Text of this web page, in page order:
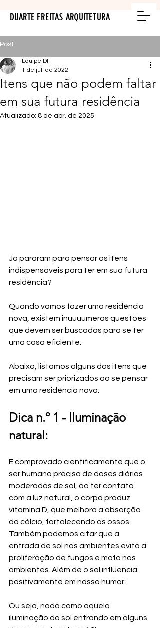
DUARTE FREITAS ARQUITETURA
Post
Itens que não podem faltar
em sua futura residência
Equipe DF
1 de jul. de 2022
Atualizado: 8 de abr. de 2025
Já pararam para pensar os itens
indispensáveis para ter em sua futura
residência?
Quando vamos fazer uma residência
nova, existem inuuuumeras questões
que devem ser buscadas para se ter
uma casa eficiente.
Abaixo, listamos alguns dos itens que
precisam ser priorizados ao se pensar
em uma residência nova:
Dica n.º 1 - Iluminação
natural:
É comprovado cientificamente que o
ser humano precisa de doses diárias
moderadas de sol, ao ter contato
com a luz natural, o corpo produz
vitamina D, que melhora a absorção
do cálcio, fortalecendo os ossos.
Também podemos citar que a
entrada de sol nos ambientes evita a
proliferação de fungos e mofo nos
ambientes. Além de o sol influencia
positivamente em nosso humor.
Ou seja, nada como aquela
iluminação do sol entrando em alguns